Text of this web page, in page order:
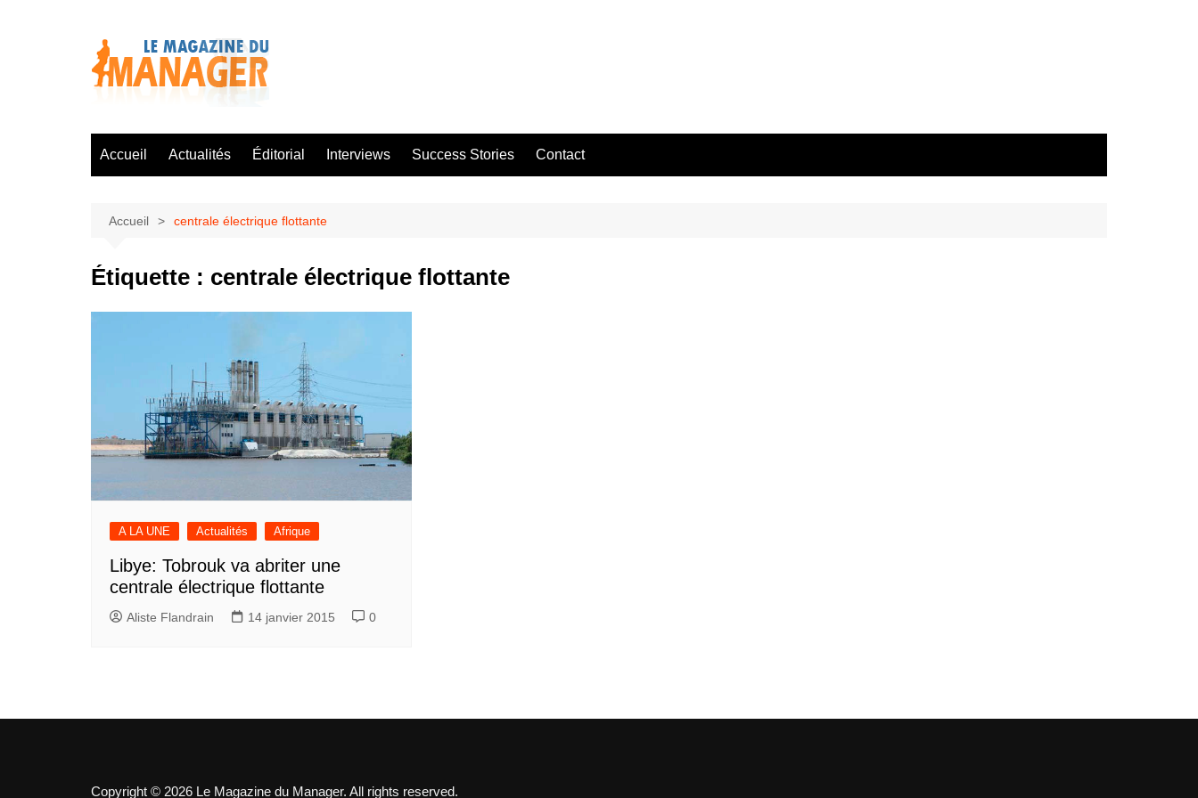
Accueil Actualités Éditorial Interviews Success Stories Contact
Accueil centrale électrique flottante
Étiquette : centrale électrique flottante
A LA UNE Actualités Afrique
Libye: Tobrouk va abriter une
centrale électrique flottante
Aliste Flandrain 14 janvier 2015 0
Copyright © 2026 Le Magazine du Manager. All rights reserved.